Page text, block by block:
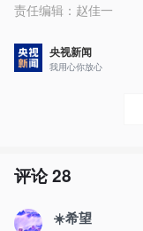
责任编辑： 赵佳一
央视新闻
我用心你放心
评论28
☀️希望